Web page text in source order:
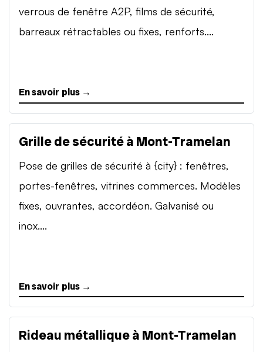
verrous de fenêtre A2P, films de sécurité,
barreaux rétractables ou fixes, renforts....
En savoir plus →
Grille de sécurité à Mont-Tramelan
Pose de grilles de sécurité à {city} : fenêtres,
portes-fenêtres, vitrines commerces. Modèles
fixes, ouvrantes, accordéon. Galvanisé ou
inox....
En savoir plus →
Rideau métallique à Mont-Tramelan